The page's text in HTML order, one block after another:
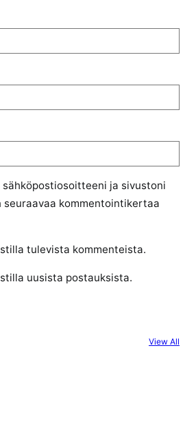
sähköpostiosoitteeni ja sivustoni
seuraavaa kommentointikertaa
tulevista kommenteista.
uusista postauksista.
View All